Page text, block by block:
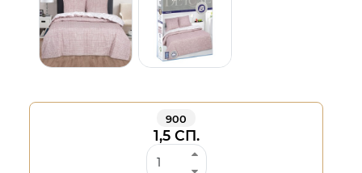
900
1,5 СП.